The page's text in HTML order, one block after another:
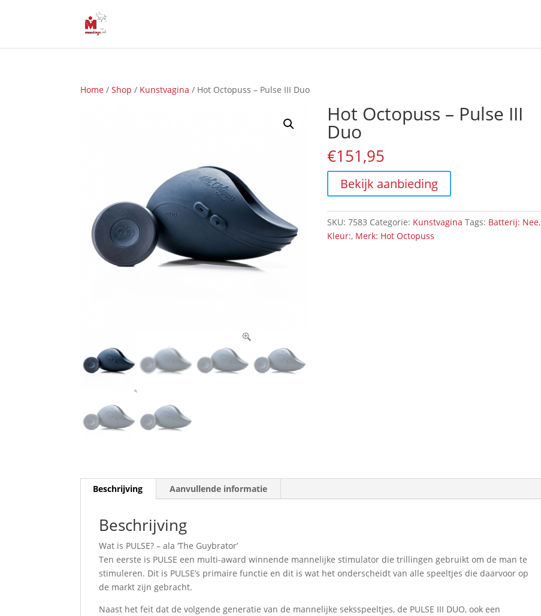
Home /Shop / Kunstvagina / Hot Octopuss – Pulse III Duo
Hot Octopuss – Pulse III
Duo
€151,95
Bekijk aanbieding
SKU:7583 Categorie: Kunstvagina Tags: Batterij: Nee,
Kleur:, Merk: Hot Octopuss
Beschrijving Aanvullende informatie
Beschrijving
Wat is PULSE? – ala ‘The Guybrator’
Ten eerste is PULSE een multi-award winnende mannelijke stimulator die trillingen gebruikt om de man te
stimuleren. Dit is PULSE’s primaire functie en dit is wat het onderscheidt van alle speeltjes die daarvoor op
de markt zijn gebracht.
Naast het feit dat de volgende generatie van de mannelijke seksspeeltjes, de PULSE III DUO, ook een